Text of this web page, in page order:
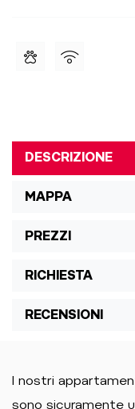
DESCRIZIONE
MAPPA
PREZZI
RICHIESTA
RECENSIONI
I nostri
sono sicuramente